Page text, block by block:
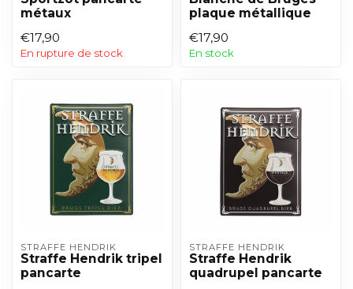
métaux
€17,90
En rupture de stock
plaque métallique
€17,90
En stock
STRAFFE HENDRIK
Straffe Hendrik tripel
pancarte
STRAFFE HENDRIK
Straffe Hendrik
quadrupel pancarte